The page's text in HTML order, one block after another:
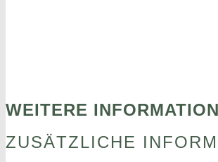
WEITERE
ZUSÄTZLICHE